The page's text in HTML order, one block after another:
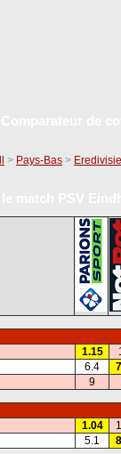
> Pays-Bas > Eredivisie
1.15
6.4
9
1.04
5.1